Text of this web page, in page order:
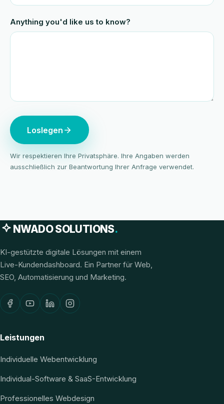
Anything you'd like us to know?
Loslegen
Wir respektieren Ihre Privatsphäre. Ihre Angaben werden
ausschließlich zur Beantwortung Ihrer Anfrage verwendet.
NWADO SOLUTIONS.
KI-gestützte digitale Lösungen mit einem
Live-Kundendashboard. Ein Partner für Web,
SEO, Automatisierung und Marketing.
Leistungen
Individuelle Webentwicklung
Individual-Software & SaaS-Entwicklung
Professionelles Webdesign